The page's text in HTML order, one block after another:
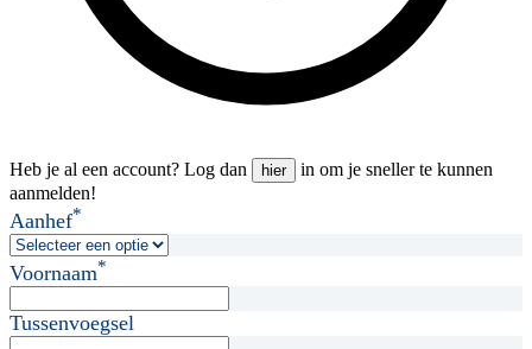
Heb je al een account? Log dan hier
in om je sneller te kunnen
aanmelden!
Aanhef*
Voornaam*
Tussenvoegsel